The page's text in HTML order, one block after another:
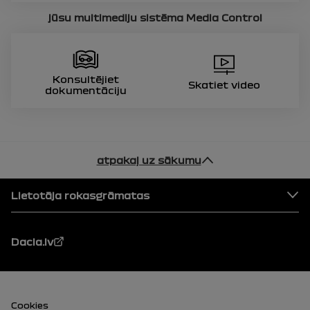
jūsu multimediju sistēma Media Control
Konsultējiet
dokumentāciju
Skatiet video
atpakaļ uz sākumu
Pēdējā daļa
Lietotāja rokasgrāmatas
Dacia.lv
Cookies